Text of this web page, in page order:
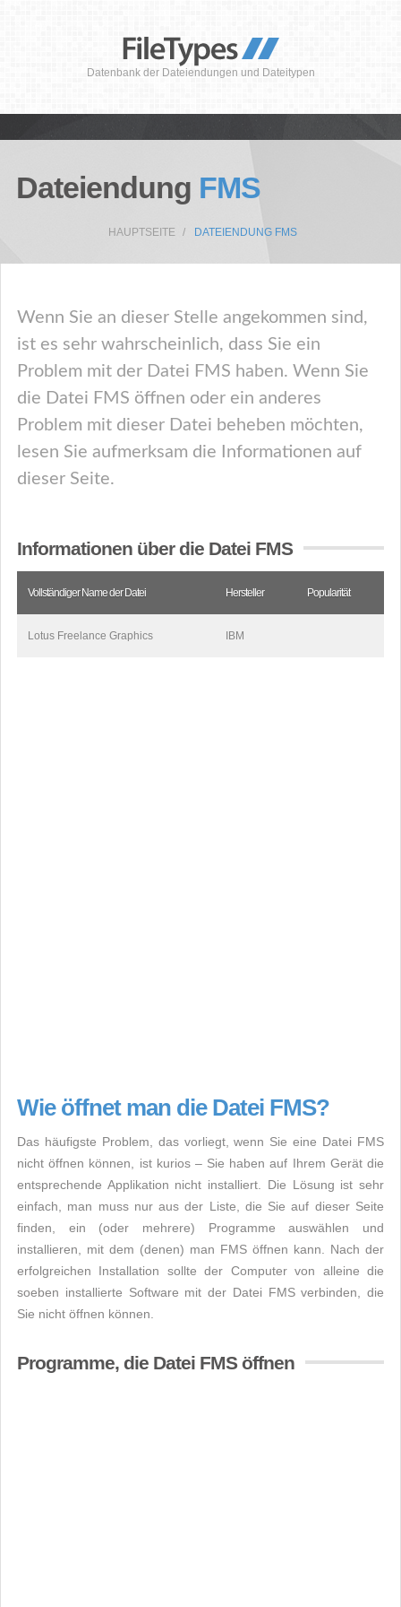
Datenbank der Dateiendungen und Dateitypen
Dateiendung FMS
HAUPTSEITE DATEIENDUNG FMS
Wenn Sie an dieser Stelle angekommen sind,
ist es sehr wahrscheinlich, dass Sie ein
Problem mit der Datei FMS haben. Wenn Sie
die Datei FMS öffnen oder ein anderes
Problem mit dieser Datei beheben möchten,
lesen Sie aufmerksam die Informationen auf
dieser Seite.
Informationen über die Datei FMS
Vollständiger Name der Datei Hersteller Popularität
Lotus Freelance Graphics IBM
Wie öffnet man die Datei FMS?
Das häufigste Problem, das vorliegt, wenn Sie eine Datei FMS
nicht öffnen können, ist kurios – Sie haben auf Ihrem Gerät die
entsprechende Applikation nicht installiert. Die Lösung ist sehr
einfach, man muss nur aus der Liste, die Sie auf dieser Seite
finden, ein (oder mehrere) Programme auswählen und
installieren, mit dem (denen) man FMS öffnen kann. Nach der
erfolgreichen Installation sollte der Computer von alleine die
soeben installierte Software mit der Datei FMS verbinden, die
Sie nicht öffnen können.
Programme, die Datei FMS öffnen